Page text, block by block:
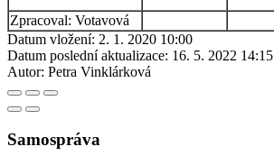
Zpracoval: Votavová
Datum vložení: 2. 1. 2020 10:00
Datum poslední aktualizace: 16. 5. 2022 14:15
Autor: Petra Vinklárková
Samospráva